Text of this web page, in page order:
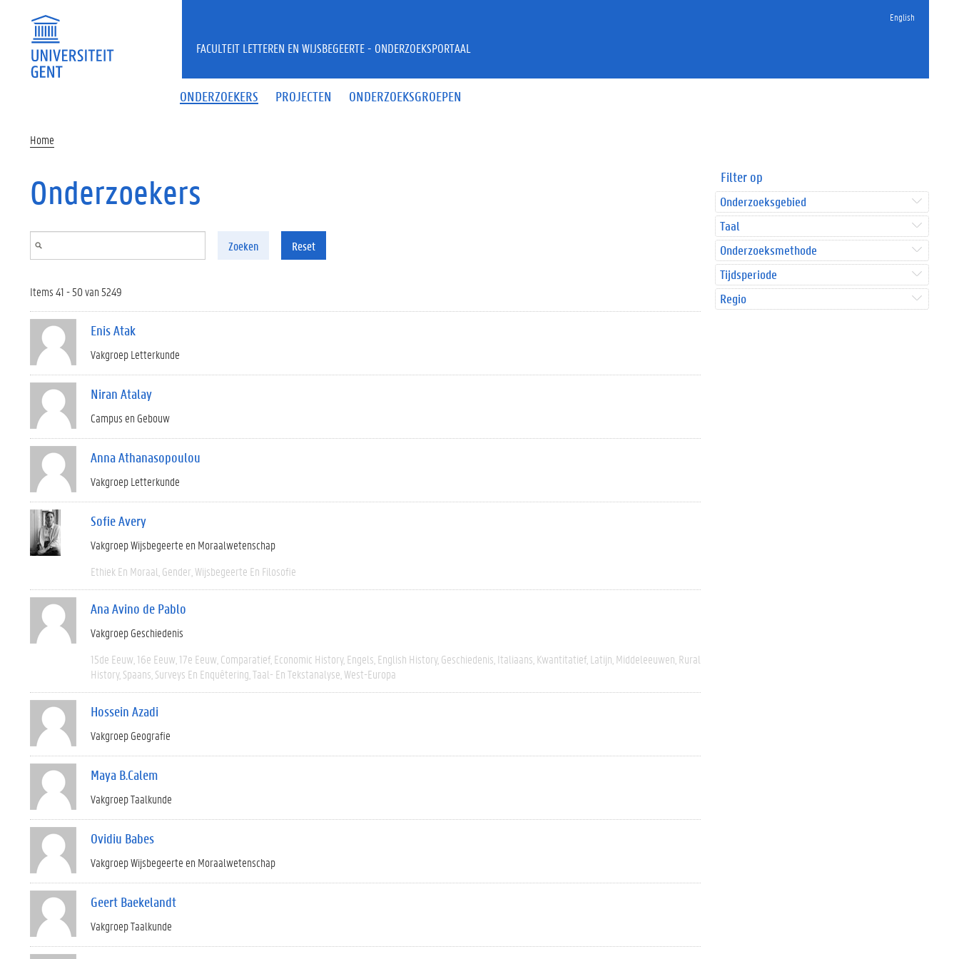
English
ONDERZOEKERS PROJECTEN ONDERZOEKSGROEPEN
FACULTEIT LETTEREN EN WIJSBEGEERTE - ONDERZOEKSPORTAAL
Home
Onderzoekers
Zoeken Reset
Items 41 - 50 van 5249
Enis Atak
Vakgroep Letterkunde
Niran Atalay
Campus en Gebouw
Anna Athanasopoulou
Vakgroep Letterkunde
Sofie Avery
Vakgroep Wijsbegeerte en Moraalwetenschap
Ethiek En Moraal Gender Wijsbegeerte En Filosofie
Ana Avino de Pablo
Vakgroep Geschiedenis
15de Eeuw 16e Eeuw 17e Eeuw Comparatief Economic History Engels English History Geschiedenis Italiaans Kwantitatief Latijn Middeleeuwen Rural
History Spaans Surveys En Enquêtering Taal- En Tekstanalyse West-Europa
Hossein Azadi
Vakgroep Geografie
Maya B.Calem
Vakgroep Taalkunde
Ovidiu Babes
Vakgroep Wijsbegeerte en Moraalwetenschap
Geert Baekelandt
Vakgroep Taalkunde
Filter op
Onderzoeksgebied
Taal
Onderzoeksmethode
Tijdsperiode
Regio